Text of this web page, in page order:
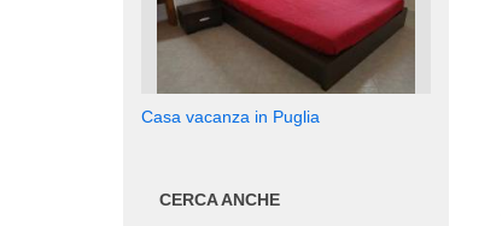
Casa vacanza in Puglia
CERCA ANCHE